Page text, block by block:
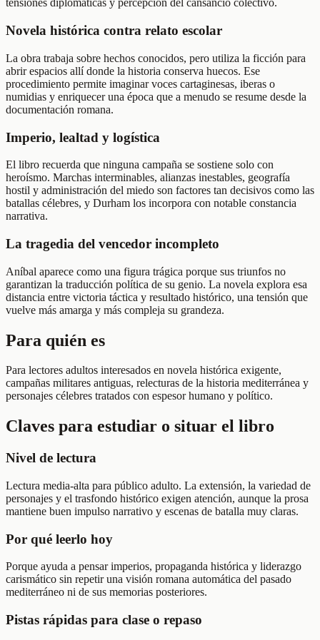
tensiones diplomáticas y percepción del cansancio colectivo.
Novela histórica contra relato escolar
La obra trabaja sobre hechos conocidos, pero utiliza la ficción para
abrir espacios allí donde la historia conserva huecos. Ese
procedimiento permite imaginar voces cartaginesas, iberas o
numidias y enriquecer una época que a menudo se resume desde la
documentación romana.
Imperio, lealtad y logística
El libro recuerda que ninguna campaña se sostiene solo con
heroísmo. Marchas interminables, alianzas inestables, geografía
hostil y administración del miedo son factores tan decisivos como las
batallas célebres, y Durham los incorpora con notable constancia
narrativa.
La tragedia del vencedor incompleto
Aníbal aparece como una figura trágica porque sus triunfos no
garantizan la traducción política de su genio. La novela explora esa
distancia entre victoria táctica y resultado histórico, una tensión que
vuelve más amarga y más compleja su grandeza.
Para quién es
Para lectores adultos interesados en novela histórica exigente,
campañas militares antiguas, relecturas de la historia mediterránea y
personajes célebres tratados con espesor humano y político.
Claves para estudiar o situar el libro
Nivel de lectura
Lectura media-alta para público adulto. La extensión, la variedad de
personajes y el trasfondo histórico exigen atención, aunque la prosa
mantiene buen impulso narrativo y escenas de batalla muy claras.
Por qué leerlo hoy
Porque ayuda a pensar imperios, propaganda histórica y liderazgo
carismático sin repetir una visión romana automática del pasado
mediterráneo ni de sus memorias posteriores.
Pistas rápidas para clase o repaso